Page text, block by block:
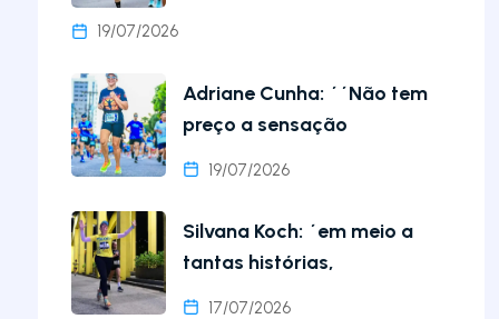
19/07/2026
Adriane Cunha: ´´Não tem
preço a sensação
19/07/2026
Silvana Koch: ´em meio a
tantas histórias,
17/07/2026